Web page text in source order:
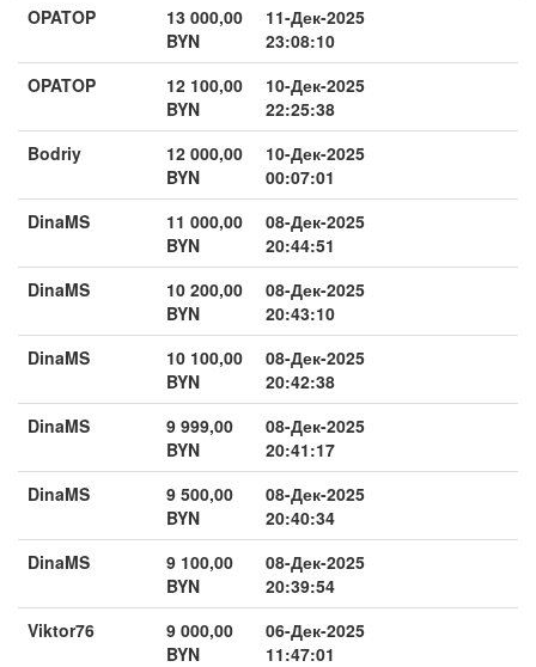
OPATOP
13 000,00
BYN
11-Дек-2025
23:08:10
OPATOP
12 100,00
BYN
10-Дек-2025
22:25:38
Bodriy
12 000,00
BYN
10-Дек-2025
00:07:01
DinaMS
11 000,00
BYN
08-Дек-2025
20:44:51
DinaMS
10 200,00
BYN
08-Дек-2025
20:43:10
DinaMS
10 100,00
BYN
08-Дек-2025
20:42:38
DinaMS
9 999,00
BYN
08-Дек-2025
20:41:17
DinaMS
9 500,00
BYN
08-Дек-2025
20:40:34
DinaMS
9 100,00
BYN
08-Дек-2025
20:39:54
Viktor76
9 000,00
BYN
06-Дек-2025
11:47:01